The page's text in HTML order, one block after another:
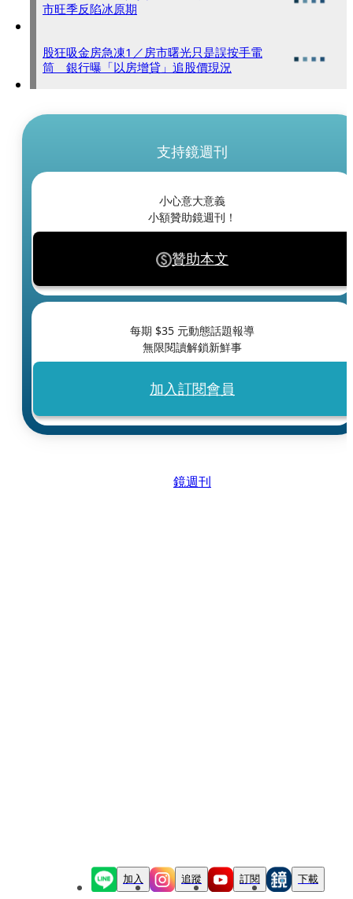
市旺季反陷冰原期
股狂吸金房急凍1／房市曙光只是誤按手電
筒 銀行曝「以房增貸」追股價現況
支持鏡週刊
小心意大意義
小額贊助鏡週刊！
贊助本文
每期 $35 元動態話題報導
無限閱讀解鎖新鮮事
加入訂閱會員
鏡週刊
加入 追蹤 訂閱 下載